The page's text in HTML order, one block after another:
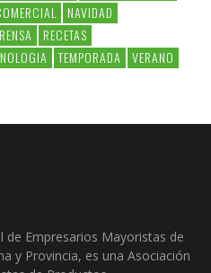
NAVIDAD
RECETAS
TEMPORADA VERANO
de Empresarios Mayoristas de
y Provincia, es una Asociación